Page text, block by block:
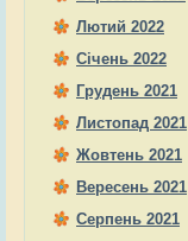
Лютий 2022
Січень 2022
Грудень 2021
Листопад 2021
Жовтень 2021
Вересень 2021
Серпень 2021